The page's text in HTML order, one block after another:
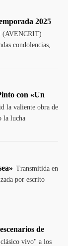
2025
(AVENCRIT)
condolencias,
con «Un
la valiente obra de
la lucha
Transmitida en
por escrito
de
vivo" a los